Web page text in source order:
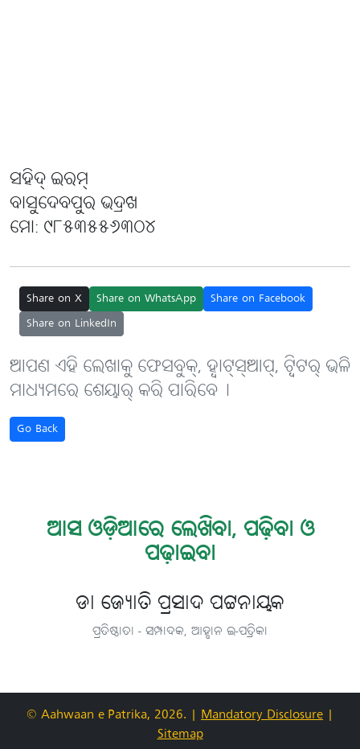
ସହିଦ୍ ଇରମ୍
ବାସୁଦେବପୁର ଭଦ୍ରଖ
ମୋ: ୯୮୫୩୫୫୬୩୦୪
Share on X Share on WhatsApp
Share on Facebook
Share on LinkedIn
ଆପଣ ଏହି ଲେଖାକୁ ଫେସବୁକ୍, ହ୍ବାଟ୍‌ସ୍‌ଆପ୍, ଟ୍ବିଟର୍ ଭଳି
ମାଧ୍ୟମରେ ଶେୟାର୍ କରି ପାରିବେ୤
Go Back
ଆସ ଓଡ଼ିଆରେ ଲେଖିବା, ପଢ଼ିବା ଓ
ପଢ଼ାଇବା
ଡା ଜ୍ୟୋତି ପ୍ରସାଦ ପଟ୍ଟନାୟକ
ପ୍ରତିଷ୍ଠାତା - ସମ୍ପାଦକ, ଆହ୍ବାନ ଇ-ପତ୍ରିକା
© Aahwaan e-Patrika, 2026. | Mandatory Disclosure |
Sitemap